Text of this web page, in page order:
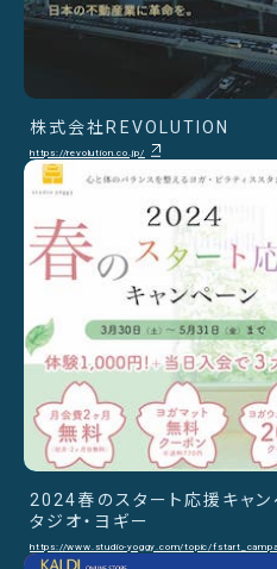
株式会社REVOLUTION
https://revolution.co.jp/
2024春のスタート応援キャン
タジオ・ヨギー
https://www.studio-yoggy.com/topic/